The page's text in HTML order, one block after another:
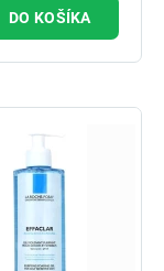
DO KOŠÍKA